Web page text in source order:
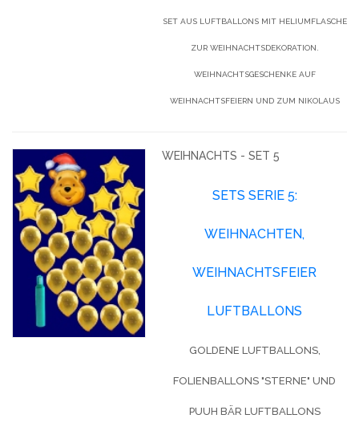
SET AUS LUFTBALLONS MIT HELIUMFLASCHE
ZUR WEIHNACHTSDEKORATION.
WEIHNACHTSGESCHENKE AUF
WEIHNACHTSFEIERN UND ZUM NIKOLAUS
WEIHNACHTS - SET 5
SETS SERIE 5:
WEIHNACHTEN,
WEIHNACHTSFEIER
LUFTBALLONS
GOLDENE LUFTBALLONS,
FOLIENBALLONS "STERNE" UND
PUUH BÄR LUFTBALLONS